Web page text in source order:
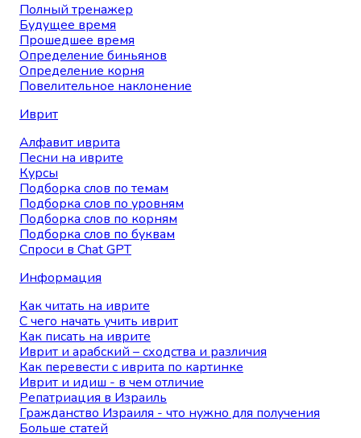
Полный тренажер
Будущее время
Прошедшее время
Определение биньянов
Определение корня
Повелительное наклонение
Иврит
Алфавит иврита
Песни на иврите
Курсы
Подборка слов по темам
Подборка слов по уровням
Подборка слов по корням
Подборка слов по буквам
Спроси в Chat GPT
Информация
Как читать на иврите
С чего начать учить иврит
Как писать на иврите
Иврит и арабский – сходства и различия
Как перевести с иврита по картинке
Иврит и идиш - в чем отличие
Репатриация в Израиль
Гражданство Израиля - что нужно для получения
Больше статей